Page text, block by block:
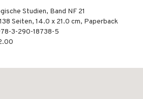
Studien, Band NF 21
138 Seiten, 14.0 x 21.0 cm, Paperback
3-290-18738-5